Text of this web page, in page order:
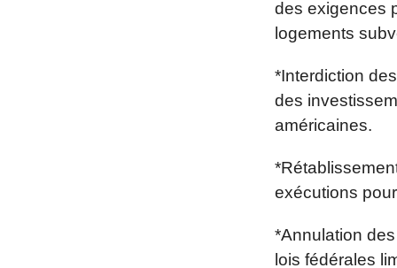
des exigences
logements
*Interdiction
des
américaines.
exécutions
*Annulation
lois fédérales